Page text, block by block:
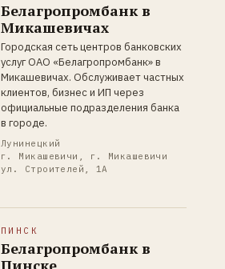
Белагропромбанк в
Микашевичах
Городская сеть центров банковских
услуг ОАО «Белагропромбанк» в
Микашевичах. Обслуживает частных
клиентов, бизнес и ИП через
официальные подразделения банка
в городе.
Лунинецкий
г. Микашевичи, г. Микашевичи
ул. Строителей, 1А
ПИНСК
Белагропромбанк в
Пинске